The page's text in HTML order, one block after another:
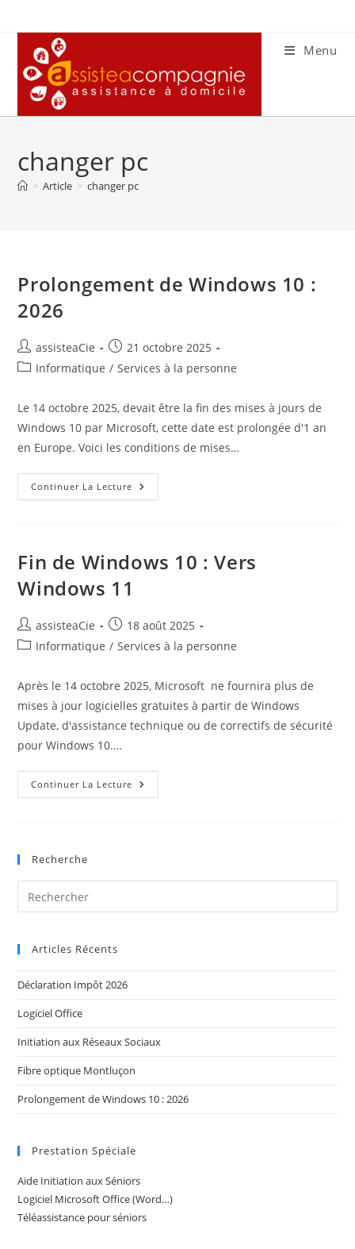
content
Menu
changer pc
> Article > changer pc
Prolongement de Windows 10 :
2026
Auteur/autrice
de
assisteaCie
Publication
publiée :
21 octobre 2025
PostInformatique / Services à la personne
Le 14 octobre 2025, devait être la fin des mises à jours de
Windows 10 par Microsoft, cette date est prolongée d'1 an
en Europe. Voici les conditions de mises…
Continuer La Lecture Prolongement
De
Fin de Windows 10 : Vers
Windows 11
Auteur/autrice
de
assisteaCie
Publication
publiée :
18 août 2025
PostInformatique / Services à la personne
Après le 14 octobre 2025, Microsoft ne fournira plus de
mises à jour logicielles gratuites à partir de Windows
Update, d'assistance technique ou de correctifs de sécurité
pour Windows 10.…
Continuer La Lecture Fin
De
Recherche
Articles Récents
Déclaration Impôt 2026
Logiciel Office
Initiation aux Réseaux Sociaux
Fibre optique Montluçon
Prolongement de Windows 10 : 2026
Prestation Spéciale
Aide Initiation aux Séniors
Logiciel Microsoft Office (Word…)
Téléassistance pour séniors